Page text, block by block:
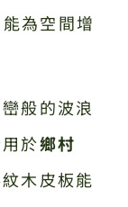
為空間增
般的波浪
於鄉村
木皮板能